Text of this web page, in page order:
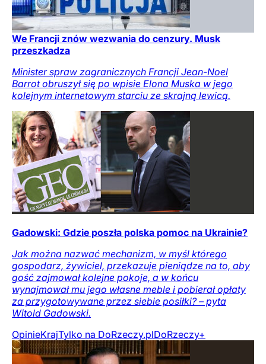
We Francji znów wezwania do cenzury. Musk
przeszkadza
Minister spraw zagranicznych Francji Jean-Noel
Barrot obruszył się po wpisie Elona Muska w jego
kolejnym internetowym starciu ze skrajną lewicą.
Gadowski: Gdzie poszła polska pomoc na Ukrainie?
Jak można nazwać mechanizm, w myśl którego
gospodarz, żywiciel, przekazuje pieniądze na to, aby
gość zajmował kolejne pokoje, a w końcu
wynajmował mu jego własne meble i pobierał opłaty
za przygotowywane przez siebie posiłki? – pyta
Witold Gadowski.
OpinieKrajTylko na DoRzeczy.plDoRzeczy+